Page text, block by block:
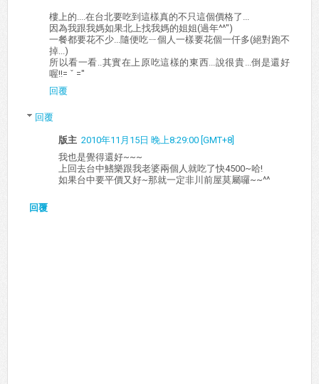
樓上的....在台北要吃到這樣真的不只這個價格了...
因為我跟我媽如果北上找我媽的姐姐(過年^^")
一餐都要花不少...隨便吃ㄧ個人一樣要花個一仟多(絕對跑不
掉...)
所以看一看..其實在上原吃這樣的東西...說很貴...倒是還好
喔!!= ˇ ="
回覆
回覆
版主 2010年11月15日 晚上8:29:00 [GMT+8]
我也是覺得還好~~~
上回去台中鰭樂跟我老婆兩個人就吃了快4500~哈!
如果台中要平價又好~那就一定非川前屋莫屬囉~~^^
回覆